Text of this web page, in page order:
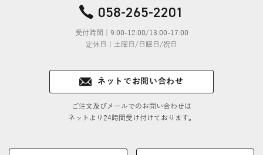
058-265-2201
受付時間｜9:00-12:00/13:00-17:00
定休日｜土曜日/日曜日/祝日
ネットでお問い合わせ
ご注文及びメールでのお問い合わせは
ネットより24時間受け付けております。